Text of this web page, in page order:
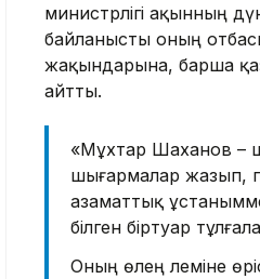
министрлігі ақынның
байланысты оның
жақындарына, барша
айтты.
«Мұхтар Шаханов –
шығармалар жазып,
азаматтық
білген біртуар
Оның өлең әлеміне